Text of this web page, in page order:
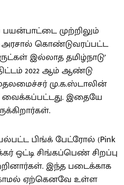
முற்றிலும்
அரசால் கொண்டுவரப்பட்ட
இல்லாத தமிழ்நாடு’
2022 ஆம் ஆண்டு
மு.க.ஸ்டாலின்
இதையே
பிங்க் பேட்ரோல் (Pink
ஒட்டி சிங்கப்பெண் சிறப்பு
இந்த படைக்காக
ஏற்கெனவே உள்ள